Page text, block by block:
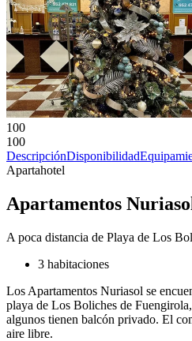
100
100
DescripciónDisponibilidad
Apartahotel
Apartamentos
A poca distancia de Playa de Los
3 habitaciones
Los Apartamentos Nuriasol se
playa de Los Boliches de
algunos tienen balcón privado. El
aire libre.